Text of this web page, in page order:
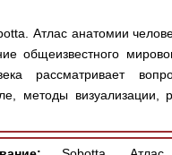
Атлас анатомии
общеизвестного
рассматривает
методы визуализации,